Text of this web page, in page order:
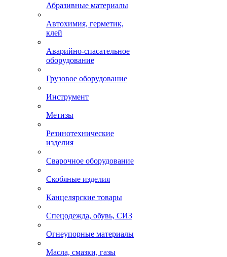
Абразивные материалы
Автохимия, герметик,
клей
Аварийно-спасательное
оборудование
Грузовое оборудование
Инструмент
Метизы
Резинотехнические
изделия
Сварочное оборудование
Скобяные изделия
Канцелярские товары
Спецодежда, обувь, СИЗ
Огнеупорные материалы
Масла, смазки, газы